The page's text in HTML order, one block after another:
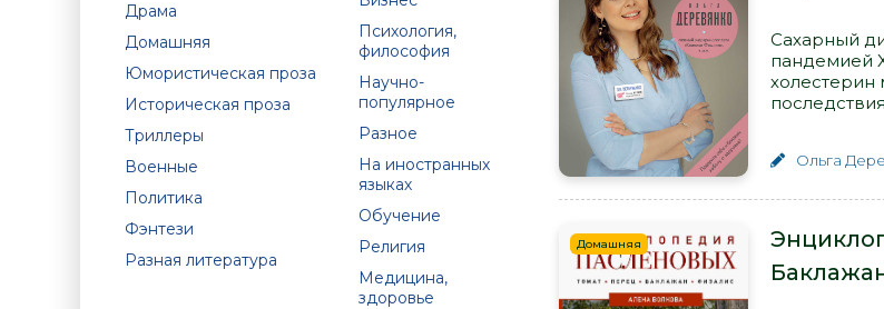
Драма
Домашняя
Юмористическая проза
Историческая проза
Триллеры
Военные
Политика
Фэнтези
Разная литература
Психология,
философия
Научно-
популярное
Разное
На иностранных
языках
Обучение
Религия
Медицина,
здоровье
Сахарный
пандемией
холестерин
Ольга
Домашняя